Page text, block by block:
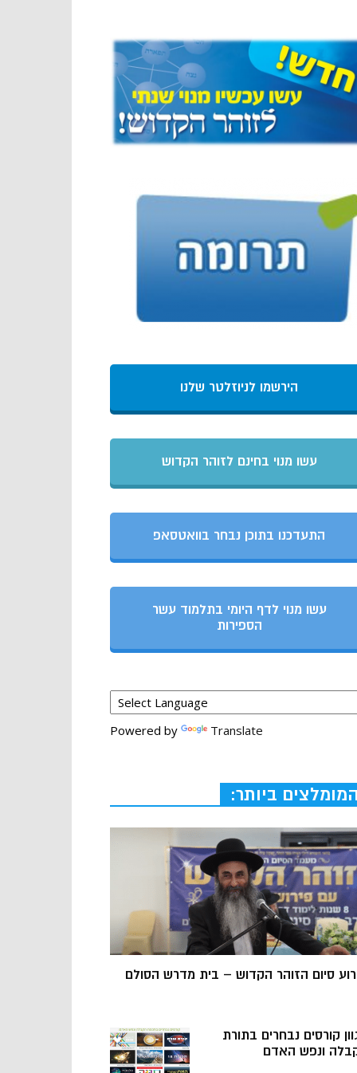
הירשמו לניוזלטר שלנו
עשו מנוי בחינם לזוהר הקדוש
התעדכנו בתוכן נבחר בוואטסאפ
עשו מנוי לדף היומי בתלמוד עשר
הספירות
Powered by Translate
המומלצים ביותר:
סיום הזוהר הקדוש – בית מדרש הסולם
קורסים נבחרים בתורת
ונפש האדם